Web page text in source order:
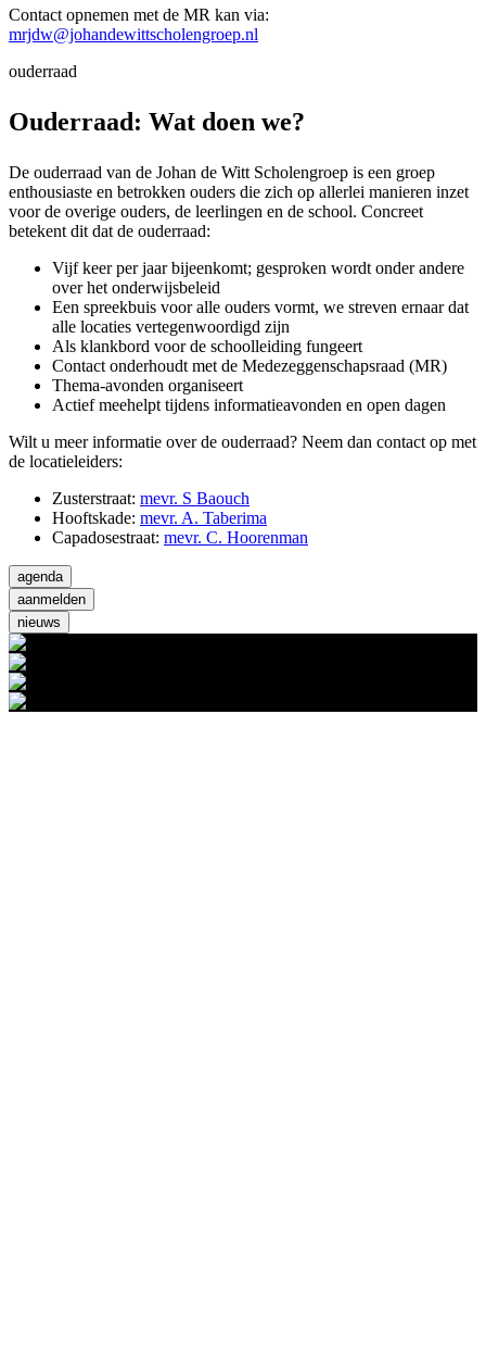
Contact opnemen met de MR kan via:
mrjdw@johandewittscholengroep.nl
ouderraad
Ouderraad: Wat doen we?
De ouderraad van de Johan de Witt Scholengroep is een groep
enthousiaste en betrokken ouders die zich op allerlei manieren inzet
voor de overige ouders, de leerlingen en de school. Concreet
betekent dit dat de ouderraad:
Vijf keer per jaar bijeenkomt; gesproken wordt onder andere
over het onderwijsbeleid
Een spreekbuis voor alle ouders vormt, we streven ernaar dat
alle locaties vertegenwoordigd zijn
Als klankbord voor de schoolleiding fungeert
Contact onderhoudt met de Medezeggenschapsraad (MR)
Thema-avonden organiseert
Actief meehelpt tijdens informatieavonden en open dagen
Wilt u meer informatie over de ouderraad? Neem dan contact op met
de locatieleiders:
Zusterstraat: mevr. S Baouch
Hooftskade: mevr. A. Taberima
Capadosestraat: mevr. C. Hoorenman
agenda
aanmelden
nieuws